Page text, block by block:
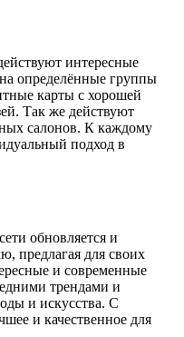
интересные
определённые группы
карты с хорошей
Так же действуют
салонов. К каждому
подход в
обновляется и
предлагая для своих
и современные
трендами и
и искусства. С
и качественное для